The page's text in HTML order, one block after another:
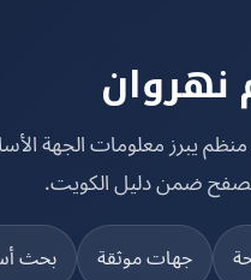
معلومات الجهة
ضمن دليل الكويت.
جهات موثقة بحث أسرع